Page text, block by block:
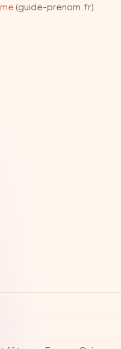
(guide-prenom.fr)